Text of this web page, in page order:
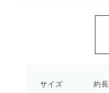
サイズ 約